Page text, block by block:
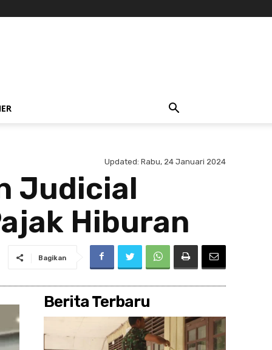
Updated: Rabu, 24 Januari 2024
Judicial
Hiburan
Bagikan
Berita Terbaru